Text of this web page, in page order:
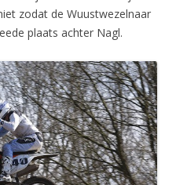
zodat de Wuustwezelnaar
plaats achter Nagl.